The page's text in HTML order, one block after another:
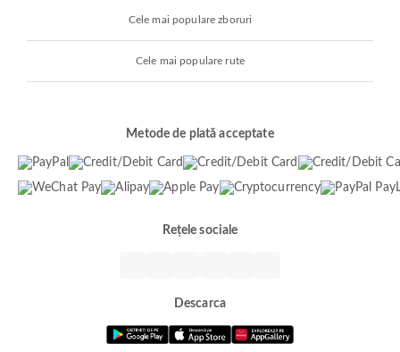
Cele mai populare zboruri
Cele mai populare rute
Metode de plată acceptate
Rețele sociale
Descarca